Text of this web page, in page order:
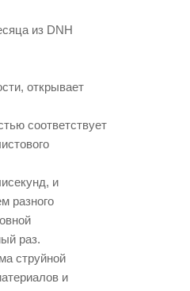
из DNH
открывает
соответствует
и
разного
раз.
струйной
и